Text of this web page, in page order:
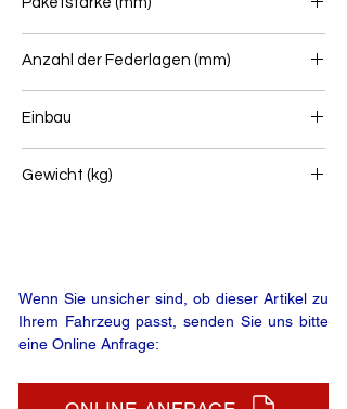
Anzahl der Federlagen (mm)
Einbau
Gewicht (kg)
Wenn Sie unsicher sind, ob dieser Artikel zu
Ihrem Fahrzeug passt, senden Sie uns bitte
eine Online Anfrage: